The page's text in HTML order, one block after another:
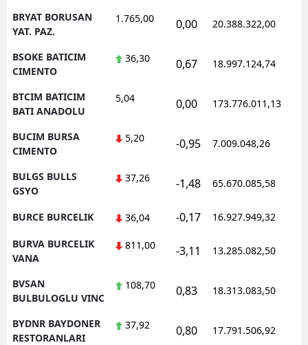
BRYAT BORUSAN
YAT. PAZ.
1.765,00 0,00 20.388.322,00
BSOKE BATICIM
CIMENTO
36,30 0,67 18.997.124,74
BTCIM BATICIM
BATI ANADOLU
5,04 0,00 173.776.011,13
BUCIM BURSA
CIMENTO
5,20 -0,95 7.009.048,26
BULGS BULLS
GSYO
37,26 -1,48 65.670.085,58
BURCE BURCELIK 36,04 -0,17 16.927.949,32
BURVA BURCELIK
VANA
811,00 -3,11 13.285.082,50
BVSAN
BULBULOGLU VINC
108,70 0,83 18.313.083,50
BYDNR BAYDONER
RESTORANLARI
37,92 0,80 17.791.506,92